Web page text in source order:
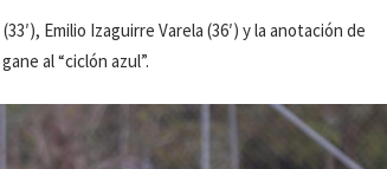
Emilio Izaguirre Varela (36′) y la anotación de
al “ciclón azul”.